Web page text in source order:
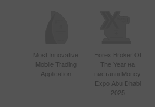
Most Innovative
Mobile Trading
Application
Forex Broker Of
The Year на
виставці Money
Expo Abu Dhabi
2025